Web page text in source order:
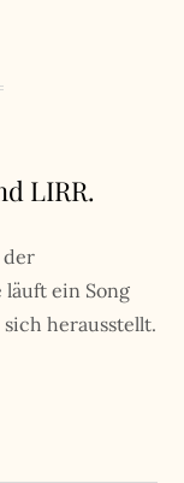
LIRR.
der
ein Song
herausstellt.